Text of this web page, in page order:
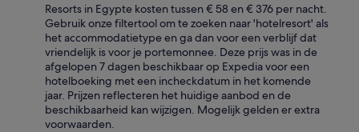
Resorts in Egypte kosten tussen € 58 en € 376 per nacht.
Gebruik onze filtertool om te zoeken naar 'hotelresort' als
het accommodatietype en ga dan voor een verblijf dat
vriendelijk is voor je portemonnee. Deze prijs was in de
afgelopen 7 dagen beschikbaar op Expedia voor een
hotelboeking met een incheckdatum in het komende
jaar. Prijzen reflecteren het huidige aanbod en de
beschikbaarheid kan wijzigen. Mogelijk gelden er extra
voorwaarden.